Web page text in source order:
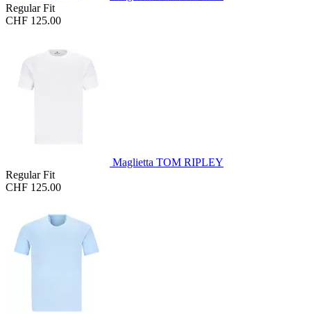
Regular Fit
CHF 125.00
Maglietta TOM RIPLEY
Regular Fit
CHF 125.00